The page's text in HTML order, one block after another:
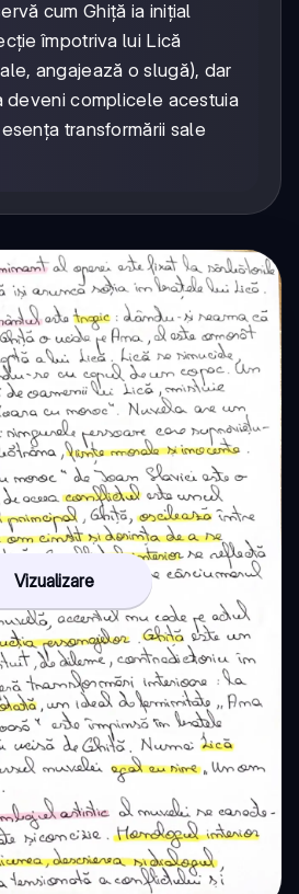
cum Ghiță ia inițial
împotriva lui Lică
angajează o slugă), dar
deveni complicele acestuia
transformării sale
Vizualizare